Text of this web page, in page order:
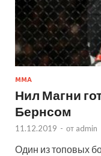
MMA
Нил Магни
Бернсом
11.12.2019 - от admin
Один из топовых